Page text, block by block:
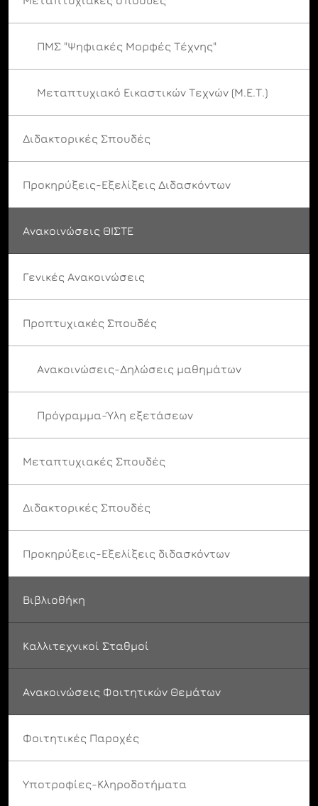
ΠΜΣ "Ψηφιακές Μορφές Τέχνης"
Μεταπτυχιακό Εικαστικών Τεχνών (Μ.Ε.Τ.)
Διδακτορικές Σπουδές
Προκηρύξεις-Εξελίξεις Διδασκόντων
Ανακοινώσεις ΘΙΣΤΕ
Γενικές Ανακοινώσεις
Προπτυχιακές Σπουδές
Ανακοινώσεις-Δηλώσεις μαθημάτων
Πρόγραμμα-Ύλη εξετάσεων
Μεταπτυχιακές Σπουδές
Διδακτορικές Σπουδές
Προκηρύξεις-Εξελίξεις διδασκόντων
Βιβλιοθήκη
Καλλιτεχνικοί Σταθμοί
Ανακοινώσεις Φοιτητικών Θεμάτων
Φοιτητικές Παροχές
Υποτροφίες-Κληροδοτήματα